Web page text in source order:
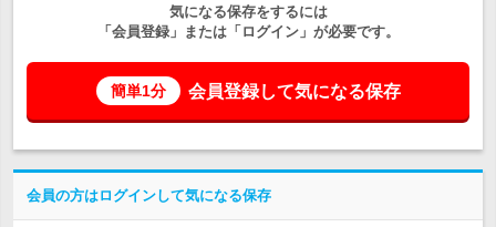
気になる保存をするには
「会員登録」または「ログイン」が必要です。
簡単1分 会員登録して気になる保存
会員の方はログインして気になる保存